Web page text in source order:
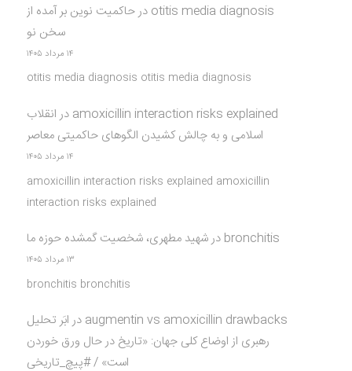
otitis media diagnosis درحاکمیت نوین بر آمده از
سخن نو
۱۴ مرداد ۱۴۰۵
otitis media diagnosis otitis media diagnosis
amoxicillin interaction risks explained در انقلاب
اسلامی و به چالش کشیدن الگوهای حاکمیتی معاصر
۱۴ مرداد ۱۴۰۵
amoxicillin interaction risks explained amoxicillin
interaction risks explained
bronchitis درشهید مطهری، شخصیت گمشده حوزه ما
۱۳ مرداد ۱۴۰۵
bronchitis bronchitis
augmentin vs amoxicillin drawbacks درابَر تحلیل
رهبری از اوضاع کلی جهان: «تاریخ در حال ورق خوردن
است» / #پیچ_تاریخی